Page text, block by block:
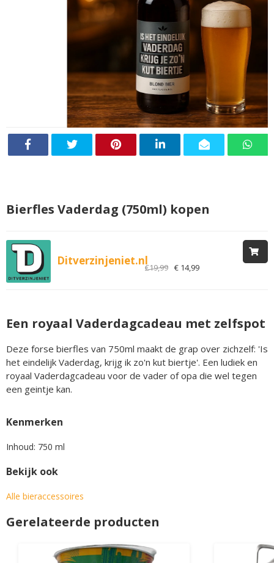
Bierfles Vaderdag (750ml) kopen
Ditverzinjeniet.nl€19,99 € 14,99
Een royaal Vaderdagcadeau met zelfspot
Deze forse bierfles van 750ml maakt de grap over zichzelf: 'Is
het eindelijk Vaderdag, krijg ik zo'n kut biertje'. Een ludiek en
royaal Vaderdagcadeau voor de vader of opa die wel tegen
een geintje kan.
Kenmerken
Inhoud: 750 ml
Bekijk ook
Alle bieraccessoires
Gerelateerde producten